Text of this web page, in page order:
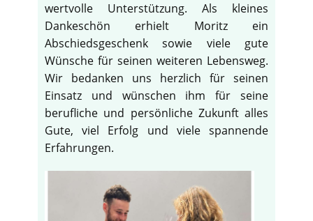
wertvolle Unterstützung. Als kleines
Dankeschön erhielt Moritz ein
Abschiedsgeschenk sowie viele gute
Wünsche für seinen weiteren Lebensweg.
Wir bedanken uns herzlich für seinen
Einsatz und wünschen ihm für seine
berufliche und persönliche Zukunft alles
Gute, viel Erfolg und viele spannende
Erfahrungen.